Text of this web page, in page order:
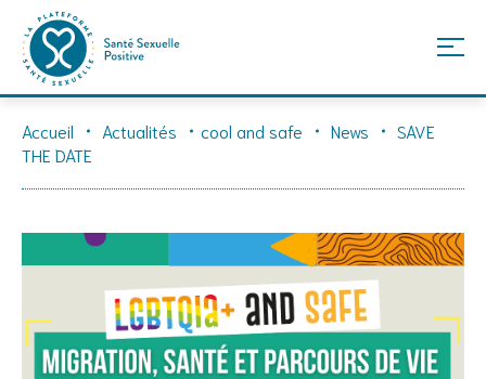
content
Accueil Actualités cool and safe News
SAVE
THE DATE